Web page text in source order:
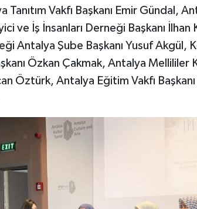
Tanıtım Vakfı Başkanı Emir Gündal,
ve İş İnsanları Derneği Başkanı
Antalya Şube Başkanı Yusuf Akgül,
Özkan Çakmak, Antalya Mellililer
Öztürk, Antalya Eğitim Vakfı